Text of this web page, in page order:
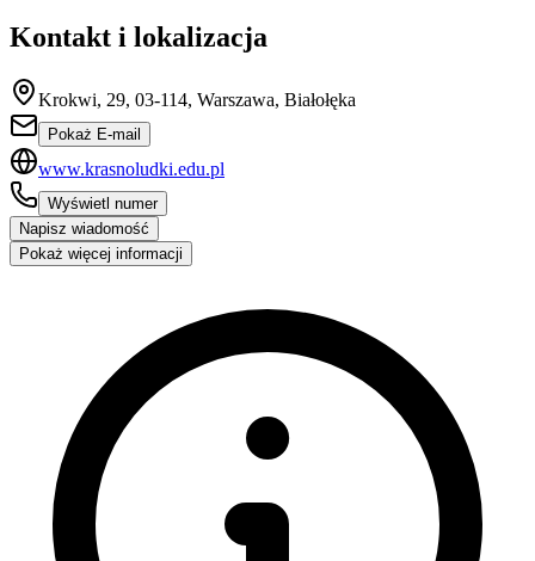
Kontakt i lokalizacja
Krokwi, 29, 03-114, Warszawa, Białołęka
Pokaż E-mail
www.krasnoludki.edu.pl
Wyświetl numer
Napisz wiadomość
Pokaż więcej informacji